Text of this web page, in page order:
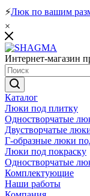
⚡Люк по вашим
×
Интернет-магазин
Каталог
Люки под плитку
Одностворчатые
Двустворчатые
Г-образные люки
Люки под покраску
Одностворчатые
Комплектующие
Наши работы